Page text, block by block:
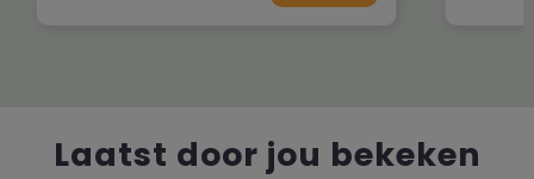
Laatst door jou bekeken